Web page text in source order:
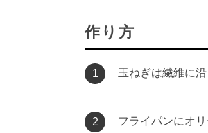
作り方
1 玉ねぎは繊維に
2
フライパンにオ